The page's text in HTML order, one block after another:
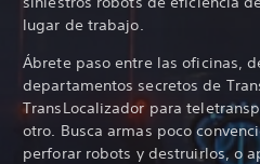
lugar de trabajo.
Ábrete paso entre las oficinas,
departamentos secretos de
TransLocalizador para
otro. Busca armas poco
perforar robots y destruirlos, o